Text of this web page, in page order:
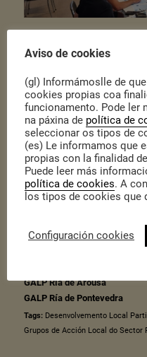
Publicado o 27 de Xullo de 2022
no proceso de elaboración
Local Participativo para o
Fondo Europeo Marítimo, da
Durante o verán levaranse a
nos que se perfilará unha
un dos territorios costeiros. A
permitirá deseñar un Plan de
participada entre o sector
As Estratexias de
aplicación doFondo Europeo
(FEMPA)
para o período de
GALP A Mariña Ortegal
GALP Ría de Arousa
GALP Ría de Pontevedra
Tags: Desenvolvemento Local
Grupos de Acción Local do Sector
Aviso de cookies
(gl) Informámoslle de
cookies propias coa
funcionamento. Pode ler
na páxina de política de
seleccionar os tipos de
(es) Le informamos que
propias con la finalidad
Puede leer más
política de cookies. A
los tipos de cookies que
Configuración cookies